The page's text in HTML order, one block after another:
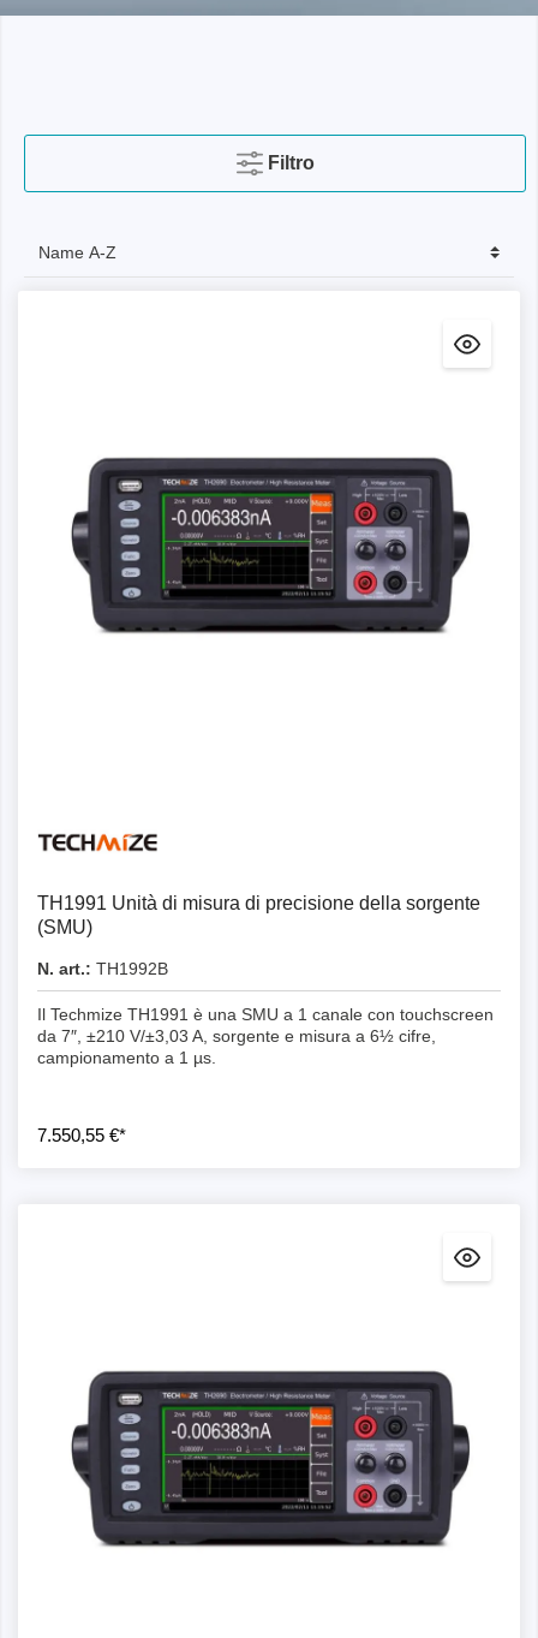
Filtro
TH1991 Unità di misura di precisione della sorgente
(SMU)
N. art.: TH1992B
Il Techmize TH1991 è una SMU a 1 canale con touchscreen
da 7″, ±210 V/±3,03 A, sorgente e misura a 6½ cifre,
campionamento a 1 µs.
7.550,55 €*